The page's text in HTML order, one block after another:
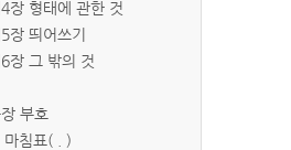
장 형태에 관한 것
장 띄어쓰기
장 그 밖의 것
부호
마침표( . )